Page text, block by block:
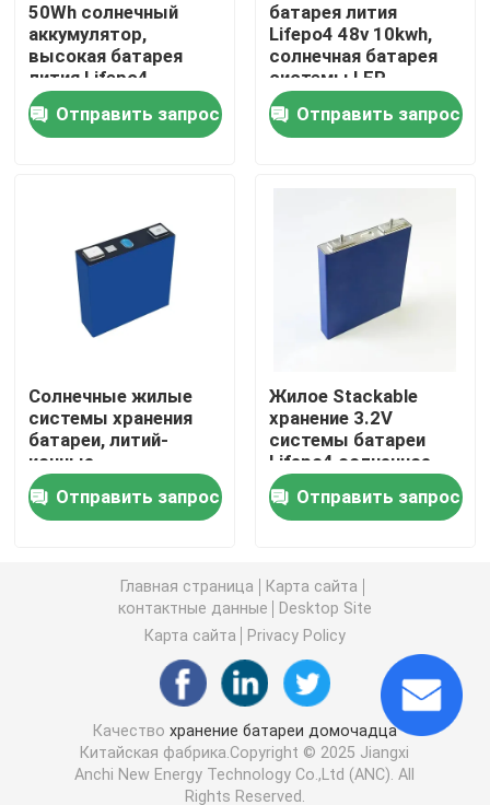
контактные данные
Новости
хранение батареи домочадца
Жилые аккумуляторные системы хранения
батарея 48v Lifepo4
батарея тележки гольфа 48V
Домашние аккумуляторы для хранения энергии
Аккумулятор солнечной энергии
Батарея лития накопления энергии
Аккумуляторная батарея LiFePO4
50Wh солнечный
аккумулятор,
высокая батарея
лития Lifepo4
эффективности
разрядки
Отправить запрос
батарея лития
Lifepo4 48v 10kwh,
солнечная батарея
системы LFP
хранения
Отправить запрос
Солнечные жилые
системы хранения
батареи, литий-
ионные
аккумуляторы 24v
Отправить запрос
Жилое Stackable
хранение 3.2V
системы батареи
Lifepo4 солнечное
Отправить запрос
Главная страница
Карта сайта
контактные данные
Desktop Site
Карта сайта
Privacy Policy
Качество хранение батареи домочадца
Китайская фабрика.Copyright © 2025 Jiangxi
Anchi New Energy Technology Co.,Ltd (ANC). All
Rights Reserved.